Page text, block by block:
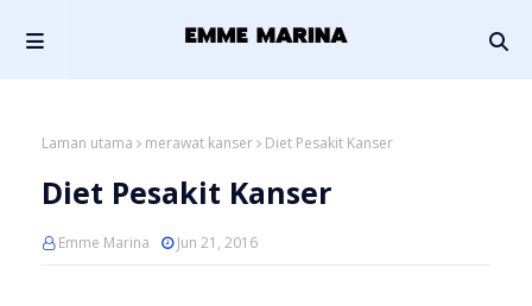
Laman utama merawat kanser Diet Pesakit Kanser
Diet Pesakit Kanser
Emme Marina Jun 21, 2016